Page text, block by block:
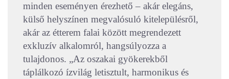
minden eseményen érezhető – akár elegáns,
külső helyszínen megvalósuló kitelepülésről,
akár az étterem falai között megrendezett
exkluzív alkalomról, hangsúlyozza a
tulajdonos. „Az oszakai gyökerekből
táplálkozó ízvilág letisztult, harmonikus és